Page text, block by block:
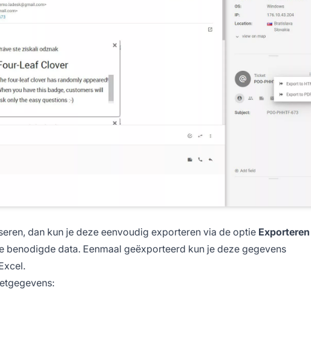
dan kun je deze eenvoudig exporteren via de optie Exporteren
benodigde data. Eenmaal geëxporteerd kun je deze gegevens